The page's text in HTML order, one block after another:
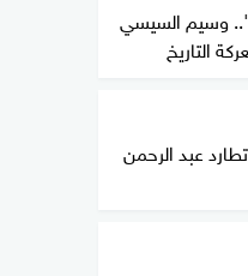
وسيم السيسي
التاريخ
عبد الرحمن